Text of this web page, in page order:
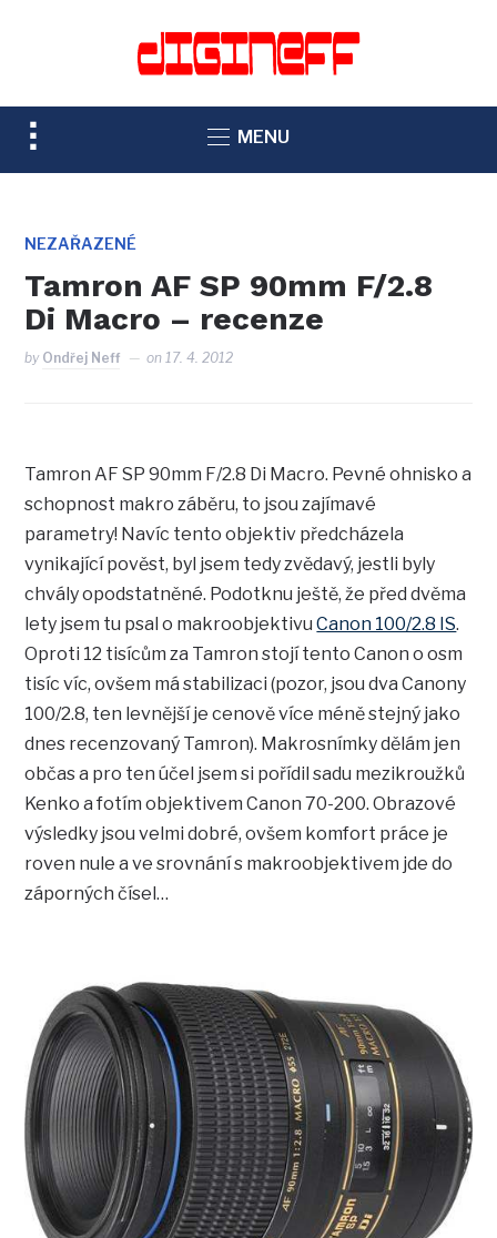
TOGGLE
SIDEBAR
NAVIGATION
MENU
NEZAŘAZENÉ
Tamron AF SP 90mm F/2.8
Di Macro – recenze
by Ondřej Neff on17. 4. 2012
Tamron AF SP 90mm F/2.8 Di Macro. Pevné ohnisko a
schopnost makro záběru, to jsou zajímavé
parametry! Navíc tento objektiv předcházela
vynikající pověst, byl jsem tedy zvědavý, jestli byly
chvály opodstatněné. Podotknu ještě, že před dvěma
lety jsem tu psal o makroobjektivuCanon 100/2.8 IS.
Oproti 12 tisícům za Tamron stojí tento Canon o osm
tisíc víc, ovšem má stabilizaci (pozor, jsou dva Canony
100/2.8, ten levnější je cenově více méně stejný jako
dnes recenzovaný Tamron). Makrosnímky dělám jen
občas a pro ten účel jsem si pořídil sadu mezikroužků
Kenko a fotím objektivem Canon 70-200. Obrazové
výsledky jsou velmi dobré, ovšem komfort práce je
roven nule a ve srovnání s makroobjektivem jde do
záporných čísel…